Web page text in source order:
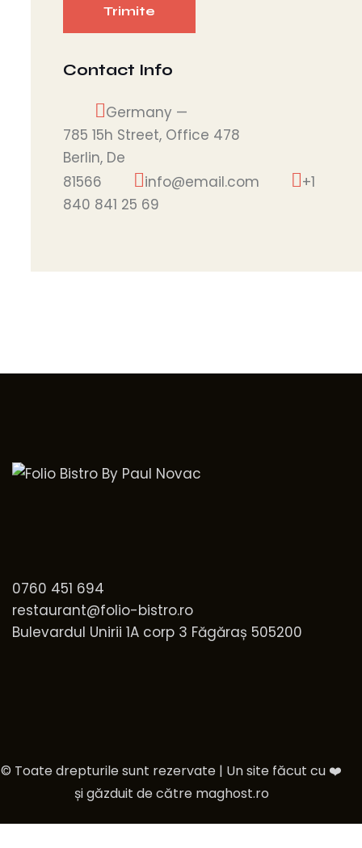
Contact Info
Germany —
785 15h Street, Office 478
Berlin, De
81566
info@email.com
+1
840 841 25 69
0760 451 694
restaurant@folio-bistro.ro
Bulevardul Unirii 1A corp 3 Făgăraș 505200
© Toate drepturile sunt rezervate | Un site făcut cu ❤️
și găzduit de către maghost.ro